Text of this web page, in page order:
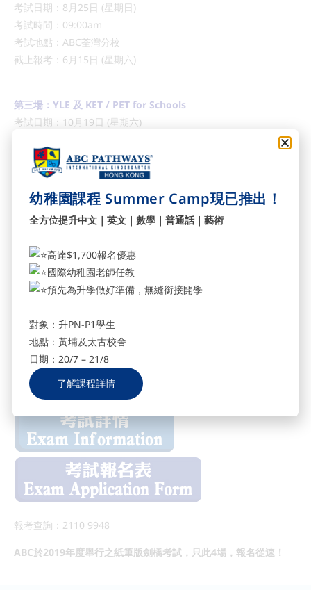
考試日期：8月25日 (星期日)
考試時間：09:00am
考試地點：ABC荃灣分校
截止報考：6月15日 (星期六)
第三場：YLE 及 KET / PET for Schools
考試日期：10月19日 (星期六)
考試地點：ABC黄埔國際幼稚園
截止報考：8月10日 (星期六)
第四場：劍橋英語~基礎考試YLE
考試時間：9:00am
考試地點：ABC藍田分校
截止報考：10月5日 (星期六)
報名方法：
親身到各ABC分校櫃面
報考查詢：2110 9948
ABC於2019年度舉行之紙筆版劍橋考試，只此4場，報名從速！
幼稚園課程 Summer Camp現已推出！
全方位提升中文｜英文｜數學｜普通話｜藝術
高達$1,700報名優惠
國際幼稚園老師任教
預先為升學做好準備，無縫銜接開學
對象：升PN-P1學生
地點：黃埔及太古校舍
日期：20/7 – 21/8
了解課程詳情